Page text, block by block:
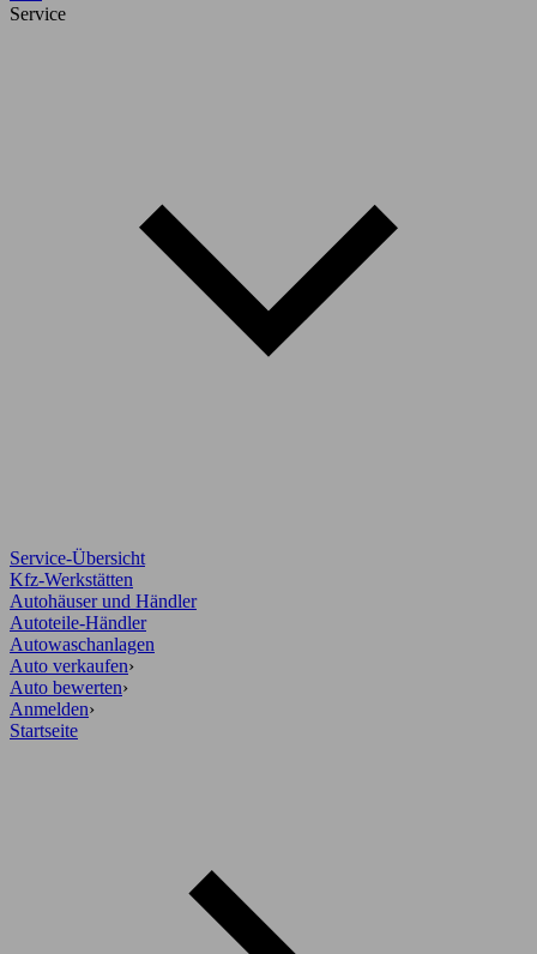
Service
Service-Übersicht
Kfz-Werkstätten
Autohäuser und Händler
Autoteile-Händler
Autowaschanlagen
Auto verkaufen›
Auto bewerten›
Anmelden›
Startseite